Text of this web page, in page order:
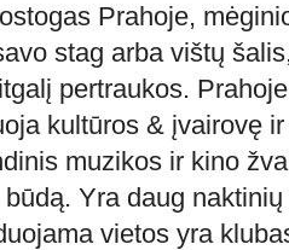
Prahoje,
stag arba vištų
pertraukos.
kultūros & įvairovę
muzikos ir kino
Yra daug
vietos yra